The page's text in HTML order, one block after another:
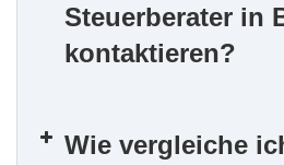
Steuerberater in
kontaktieren?
Wie vergleiche